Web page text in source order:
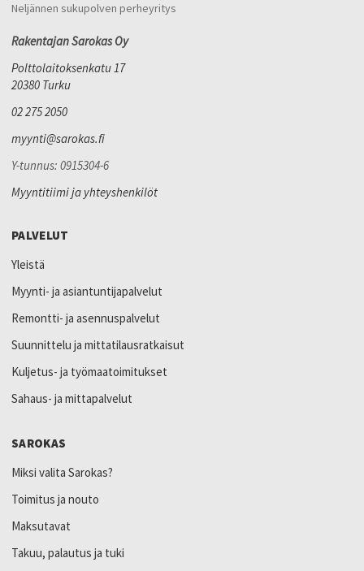
Neljännen sukupolven perheyritys
Rakentajan Sarokas Oy
Polttolaitoksenkatu 17
20380 Turku
02 275 2050
myynti@sarokas.fi
Y-tunnus: 0915304-6
Myyntitiimi ja yhteyshenkilöt
PALVELUT
Yleistä
Myynti- ja asiantuntijapalvelut
Remontti- ja asennuspalvelut
Suunnittelu ja mittatilausratkaisut
Kuljetus- ja työmaatoimitukset
Sahaus- ja mittapalvelut
SAROKAS
Miksi valita Sarokas?
Toimitus ja nouto
Maksutavat
Takuu, palautus ja tuki